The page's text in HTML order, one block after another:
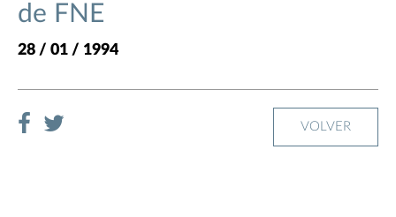
de FNE
28 / 01 / 1994
VOLVER